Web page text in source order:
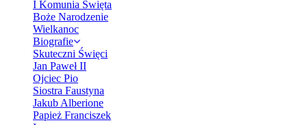
I Komunia Święta
Boże Narodzenie
Wielkanoc
Biografie
Skuteczni Święci
Jan Paweł II
Ojciec Pio
Siostra Faustyna
Jakub Alberione
Papież Franciszek